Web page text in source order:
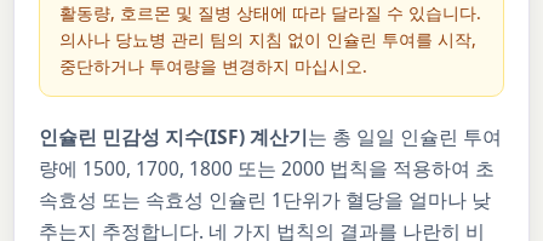
활동량, 호르몬 및 질병 상태에 따라 달라질 수 있습니다.
의사나 당뇨병 관리 팀의 지침 없이 인슐린 투여를 시작,
중단하거나 투여량을 변경하지 마십시오.
인슐린 민감성 지수(ISF) 계산기는 총 일일 인슐린 투여
량에 1500, 1700, 1800 또는 2000 법칙을 적용하여 초
속효성 또는 속효성 인슐린 1단위가 혈당을 얼마나 낮
추는지 추정합니다. 네 가지 법칙의 결과를 나란히 비